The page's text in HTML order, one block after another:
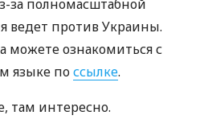
за полномасштабной
ведет против Украины.
можете ознакомиться с
языке поссылке.
там интересно.